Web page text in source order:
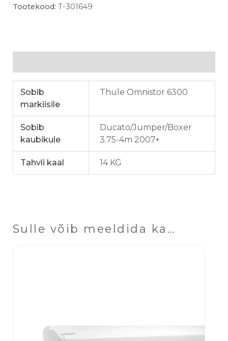
Tootekood: T-301649
Sobib
markiisile
Thule Omnistor 6300
Sobib
kaubikule
Ducato/Jumper/Boxer
3.75-4m 2007+
Tahvli kaal 14 KG
Sulle võib meeldida ka…